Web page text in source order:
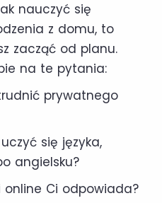
nauczyć się
z domu, to
zacząć od planu.
na te pytania:
prywatnego
się języka,
angielsku?
online Ci odpowiada?